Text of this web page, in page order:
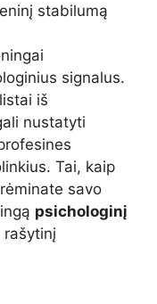
stabilumą
signalus.
iš
nustatyti
Tai, kaip
savo
psichologinį
rašytinį